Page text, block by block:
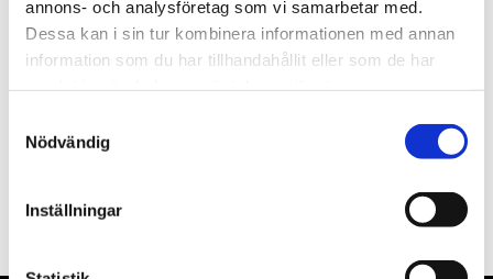
annons- och analysföretag som vi samarbetar med.
Dessa kan i sin tur kombinera informationen med annan
information som du har tillhandahållit eller som de har
Nödvändig
Inställningar
Beskrivning
Filer